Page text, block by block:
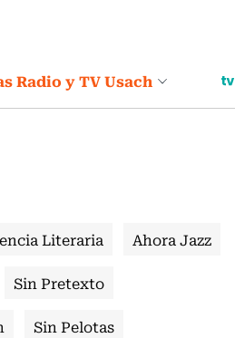
Radio y TV Usach
Literaria
Ahora Jazz
Sin Pretexto
Sin Pelotas